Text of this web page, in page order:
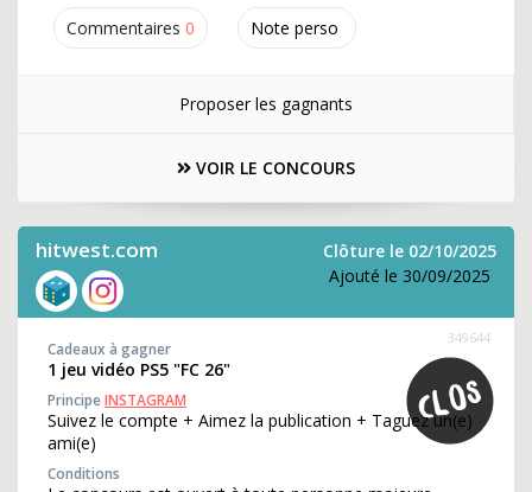
Commentaires 0 Note perso
Proposer les gagnants
VOIR LE CONCOURS
hitwest.com
Clôture le 02/10/2025
Ajouté le 30/09/2025
349644
Cadeaux à gagner
1 jeu vidéo PS5 "FC 26"
PrincipeINSTAGRAM
Suivez le compte + Aimez la publication + Taguez un(e)
ami(e)
Conditions